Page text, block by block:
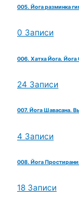
005. Йога разминка
0 Записи
006. Хатха Йога. Йога
24 Записи
007. Йога Шавасана.
4 Записи
008. Йога
18 Записи